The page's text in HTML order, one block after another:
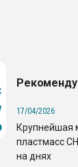
17/04/2026
Крупнейшая
пластмасс
на днях